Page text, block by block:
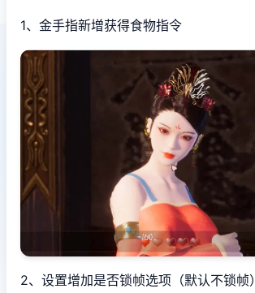
1、金手指新增获得食物指令
2、设置增加是否锁帧选项（默认不锁帧）